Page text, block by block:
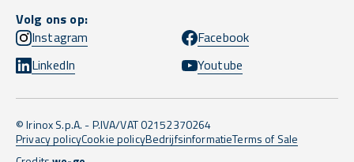
Volg ons op:
Instagram
Facebook
LinkedIn
Youtube
© Irinox S.p.A. - P.IVA/VAT 02152370264
Privacy policyCookie policyBedrijfsinformatieTerms of Sale